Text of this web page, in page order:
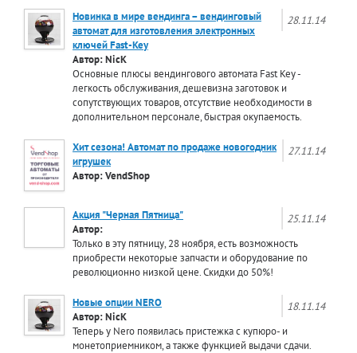
28.11.14
Новинка в мире вендинга – вендинговый
автомат для изготовления электронных
ключей Fast-Key
Автор: NicK
Основные плюсы вендингового автомата Fast Key -
легкость обслуживания, дешевизна заготовок и
сопутствующих товаров, отсутствие необходимости в
дополнительном персонале, быстрая окупаемость.
27.11.14
Хит сезона! Автомат по продаже новогодник
игрушек
Автор: VendShop
25.11.14
Акция "Черная Пятница"
Автор:
Только в эту пятницу, 28 ноября, есть возможность
приобрести некоторые запчасти и оборудование по
революционно низкой цене. Скидки до 50%!
18.11.14
Новые опции NERO
Автор: NicK
Теперь у Nero появилась пристежка с купюро- и
монетоприемником, а также функцией выдачи сдачи.